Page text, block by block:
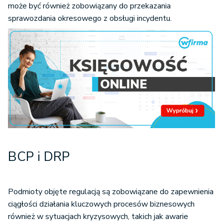
może być również zobowiązany do przekazania
sprawozdania okresowego z obsługi incydentu.
BCP i DRP
Podmioty objęte regulacją są zobowiązane do zapewnienia
ciągłości działania kluczowych procesów biznesowych
również w sytuacjach kryzysowych, takich jak awarie